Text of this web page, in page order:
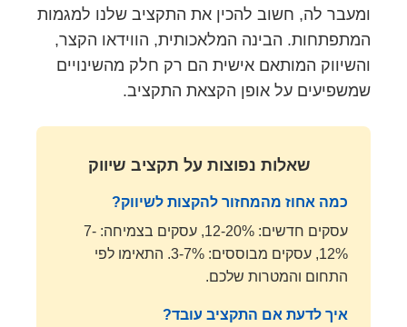
ומעבר לה, חשוב להכין את התקציב שלנו למגמות
המתפתחות. הבינה המלאכותית, הווידאו הקצר,
והשיווק המותאם אישית הם רק חלק מהשינויים
שמשפיעים על אופן הקצאת התקציב.
שאלות נפוצות על תקציב שיווק
כמה אחוז מהמחזור להקצות לשיווק?
עסקים חדשים: 12-20%, עסקים בצמיחה: 7-
12%, עסקים מבוססים: 3-7%. התאימו לפי
התחום והמטרות שלכם.
איך לדעת אם התקציב עובד?